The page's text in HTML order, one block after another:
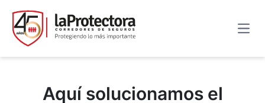
Abrir
Aquí solucionamos el